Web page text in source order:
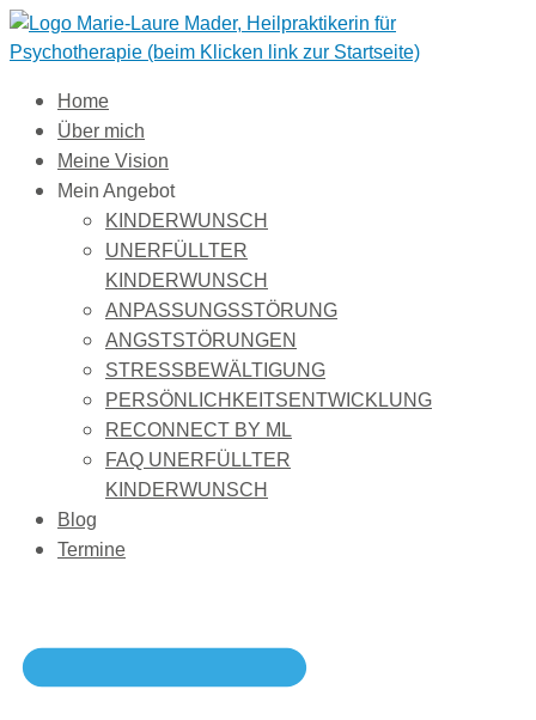
Zum
Inhalt
Home
Über mich
Meine Vision
Mein Angebot
KINDERWUNSCH
UNERFÜLLTER
KINDERWUNSCH
ANPASSUNGSSTÖRUNG
ANGSTSTÖRUNGEN
STRESSBEWÄLTIGUNG
PERSÖNLICHKEITSENTWICKLUNG
RECONNECT BY ML
FAQ UNERFÜLLTER
KINDERWUNSCH
Blog
Termine